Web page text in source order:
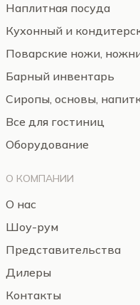
Наплитная посуда
Кухонный и
Поварские ножи,
Барный инвентарь
Сиропы, основы,
Все для гостиниц
Оборудование
О КОМПАНИИ
О нас
Шоу-рум
Представительства
Дилеры
Контакты